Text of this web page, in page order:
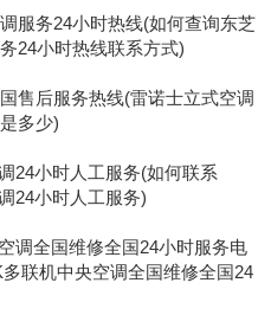
服务24小时热线(如何查询东芝
24小时热线联系方式)
售后服务热线(雷诺士立式空调
多少)
24小时人工服务(如何联系
24小时人工服务)
调全国维修全国24小时服务电
联机中央空调全国维修全国24